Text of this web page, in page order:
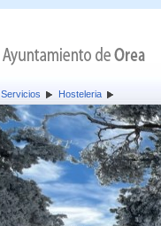
Servicios Hosteleria